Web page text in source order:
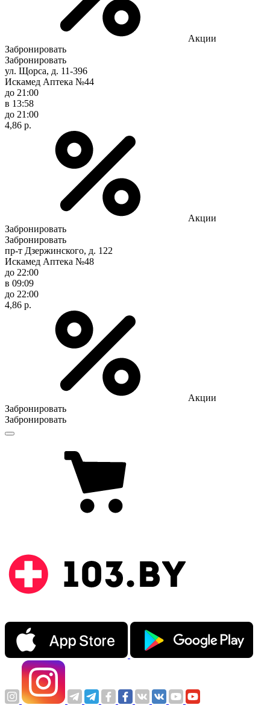
Акции
Забронировать
Забронировать
ул. Щорса, д. 11-396
Искамед Аптека №44
до 21:00
в 13:58
до 21:00
4,86 р.
Акции
Забронировать
Забронировать
пр-т Дзержинского, д. 122
Искамед Аптека №48
до 22:00
в 09:09
до 22:00
4,86 р.
Акции
Забронировать
Забронировать